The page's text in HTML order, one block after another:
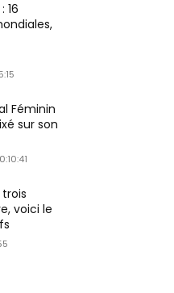
16
Féminin
sur son
trois
voici le